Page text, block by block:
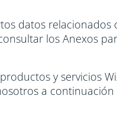
datos
los Anexos
y servicios
a